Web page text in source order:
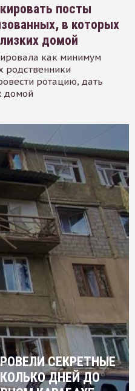
посты
в которых
домой
как минимум
родственники
ротацию, дать
домой
СЕКРЕТНЫЕ
ДНЕЙ ДО